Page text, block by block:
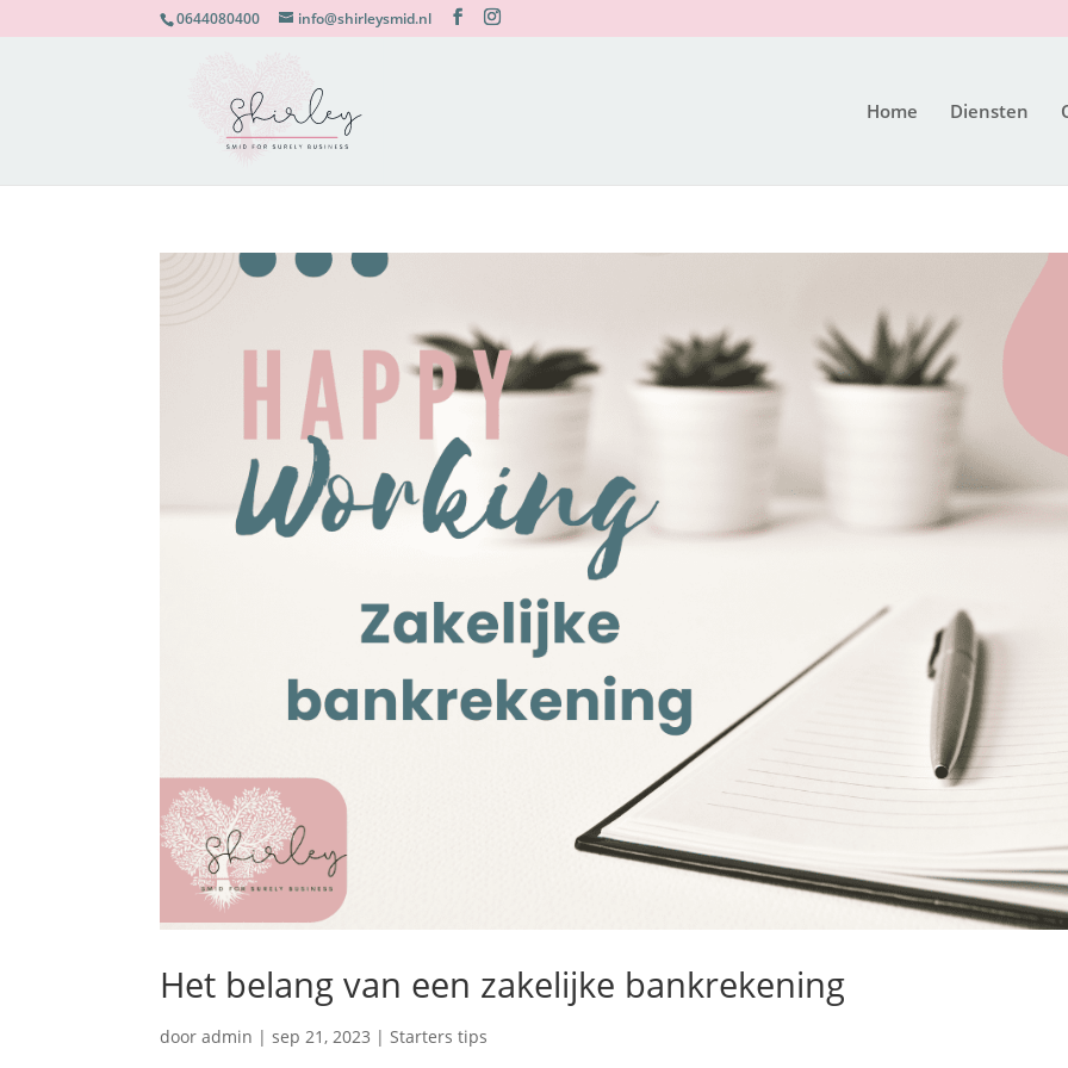
0644080400 info@shirleysmid.nl
Home Diensten
Het belang van een zakelijke bankrekening
dooradmin |sep 21, 2023 |Starters tips